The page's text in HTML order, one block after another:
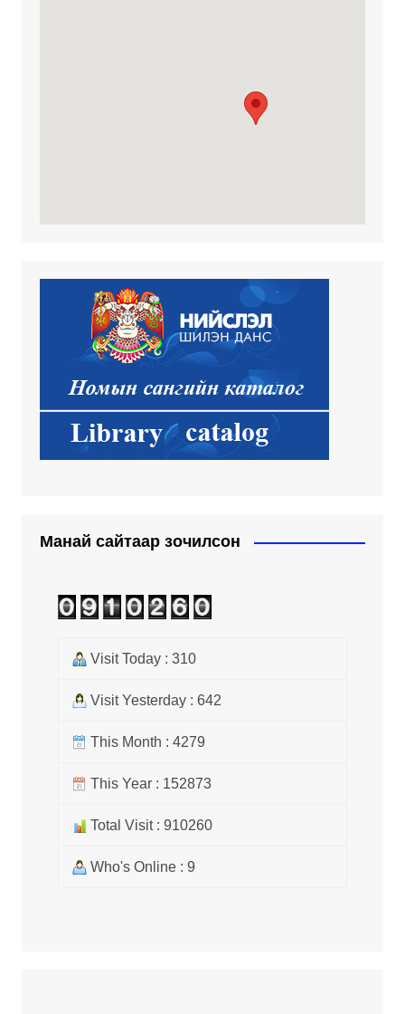
Манай сайтаар зочилсон
Visit Today : 310
Visit Yesterday : 642
This Month : 4279
This Year : 152873
Total Visit : 910260
Who's Online : 9